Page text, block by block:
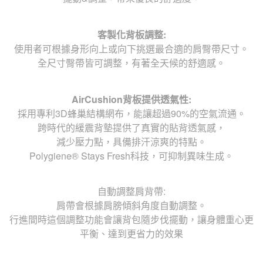
客製化背板調整:
使用者可根據身形向上或向下挑選最合適的肩臀帶尺寸。
全尺寸臀帶皆可調整，有著全天候的舒適感。
AirCushion背板提供透氣性:
採用專利3D蜂巢結構網布，能讓超過90%的空氣流通。
跨時代的緩震背墊提供了真實的貼背透氣感，
減少壓力點，具備排汗涼爽的特點。
Polygiene® Stays Fresh科技，可抑制異味生成。
自動調整肩背帶:
肩帶會根據肩膀傾斜角度自動調整。
行進間時這個調整功能會讓背包隨步伐擺動，讓身體重心更
平衡、達到更省力的效果